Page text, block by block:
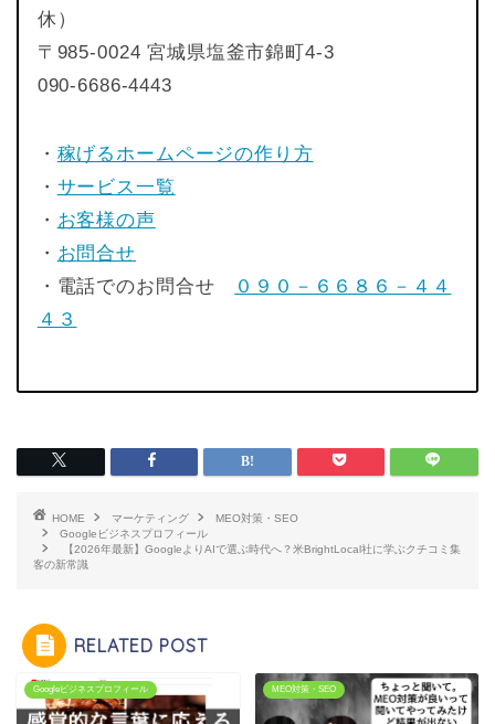
休）
〒985-0024 宮城県塩釜市錦町4-3
090-6686-4443
・ 稼げるホームページの作り方
・ サービス一覧
・ お客様の声
・ お問合せ
・電話でのお問合せ
０９０－６６８６－４４
４３
HOME マーケティング
MEO対策・SEO
Googleビジネスプロフィール
【2026年最新】GoogleよりAIで選ぶ時代へ？米BrightLocal社に学ぶクチコミ集
客の新常識
RELATED POST
Googleビジネスプロフィール MEO対策・SEO